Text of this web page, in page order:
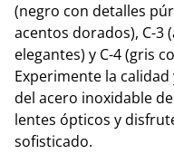
(negro con detalles
acentos dorados), C-3
elegantes) y C-4 (gris
Experimente la
del acero inoxidable
lentes ópticos y
sofisticado.